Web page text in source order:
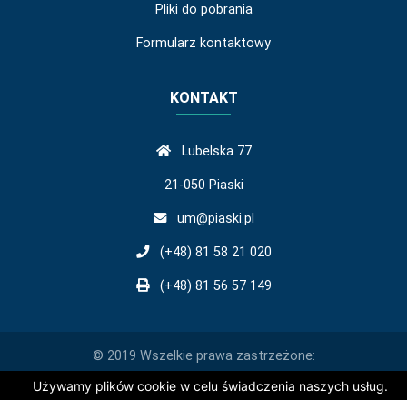
Używamy plików cookie w celu świadczenia naszych usług.
Pliki do pobrania
Formularz kontaktowy
KONTAKT
Lubelska 77
21-050 Piaski
um@piaski.pl
(+48) 81 58 21 020
(+48) 81 56 57 149
© 2019 Wszelkie prawa zastrzeżone: